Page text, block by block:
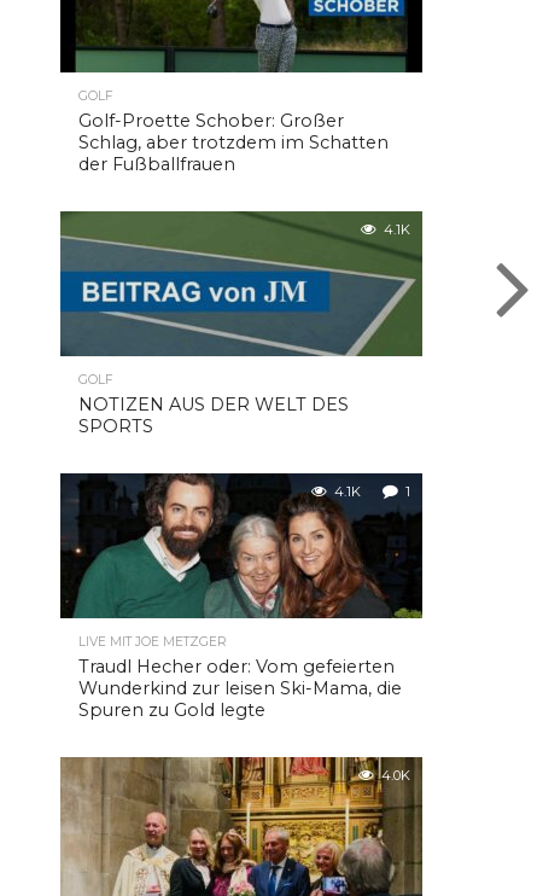
GOLF
Golf-Proette Schober: Großer
Schlag, aber trotzdem im Schatten
der Fußballfrauen
4.1K
GOLF
NOTIZEN AUS DER WELT DES
SPORTS
4.1K 1
LIVE MIT JOE METZGER
Traudl Hecher oder: Vom gefeierten
Wunderkind zur leisen Ski-Mama, die
Spuren zu Gold legte
4.0K